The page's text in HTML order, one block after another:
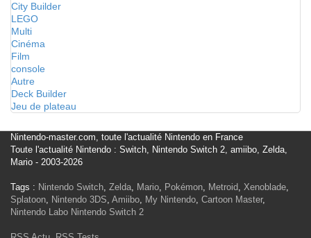
City Builder
LEGO
Multi
Cinéma
Film
console
Autre
Deck Builder
Jeu de plateau
Nintendo-master.com, toute l'actualité Nintendo en France
Toute l'actualité Nintendo : Switch, Nintendo Switch 2, amiibo, Zelda,
Mario - 2003-2026
Tags : Nintendo Switch, Zelda, Mario, Pokémon, Metroid, Xenoblade,
Splatoon, Nintendo 3DS, Amiibo, My Nintendo, Cartoon Master,
Nintendo Labo Nintendo Switch 2